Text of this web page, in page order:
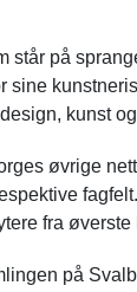
står på
kunst
øvrige
fra øverste
på